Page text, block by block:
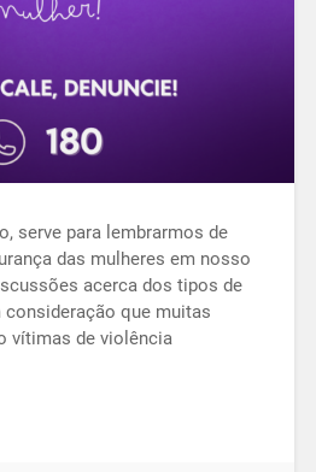
serve para lembrarmos de
das mulheres em nosso
acerca dos tipos de
que muitas
vítimas de violência